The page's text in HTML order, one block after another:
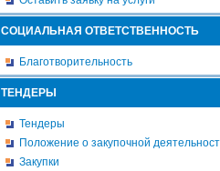
СОЦИАЛЬНАЯ ОТВЕТСТВЕННОСТЬ
Благотворительность
ТЕНДЕРЫ
Тендеры
Положение о закупочной
Закупки